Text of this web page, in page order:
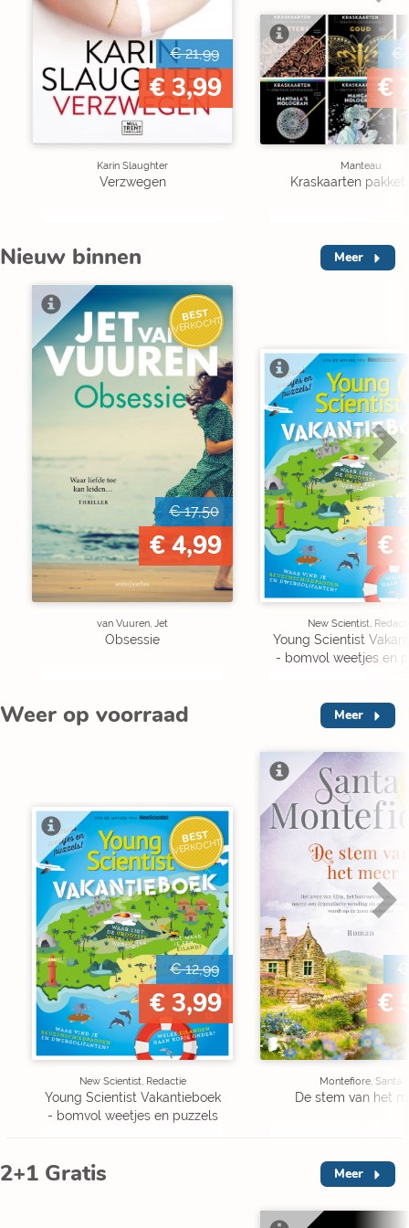
€ 21,99
€ 3,99
Karin Slaughter
Verzwegen
€
€
Manteau
Kraskaarten pakket
Nieuw binnen Meer
BEST
VERKOCHT
€ 17,50
€ 4,99
van Vuuren, Jet
Obsessie
€
New Scientist,
Young Scientist
- bomvol weetjes en
Weer op voorraad Meer
BEST
VERKOCHT
€ 12,99
€ 3,99
New Scientist, Redactie
Young Scientist Vakantieboek
- bomvol weetjes en puzzels
€
€
Montefiore, Santa
De stem van het
2+1 Gratis Meer